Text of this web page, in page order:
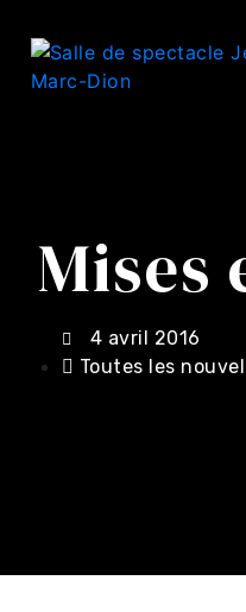
Mises
4 avril 2016
Toutes les